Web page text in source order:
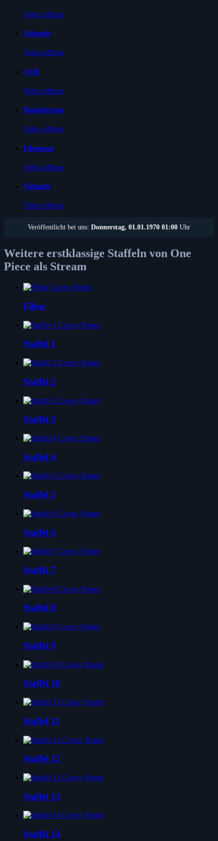
Video öffnen
Vidmoly
Video öffnen
VOE
Video öffnen
Doodstream
Video öffnen
Filemoon
Video öffnen
Vidmoly
Video öffnen
Veröffentlicht bei uns: Donnerstag, 01.01.1970 01:00 Uhr
Weitere erstklassige Staffeln von One
Piece als Stream
Filme
Staffel 1
Staffel 2
Staffel 3
Staffel 4
Staffel 5
Staffel 6
Staffel 7
Staffel 8
Staffel 9
Staffel 10
Staffel 11
Staffel 12
Staffel 13
Staffel 14